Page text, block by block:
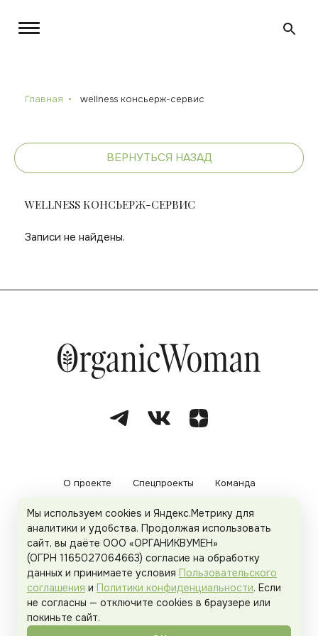
Главная wellness консьерж-сервис
ВЕРНУТЬСЯ НАЗАД
WELLNESS КОНСЬЕРЖ-СЕРВИС
Записи не найдены.
О проекте Спецпроекты Команда
Рекламодателям Политика конфиденциальности
Пользовательское соглашение
Organicwoman.ru . Все права защищены.
Мы используем cookies и Яндекс.Метрику для
аналитики и удобства. Продолжая использовать
сайт, вы даёте ООО «ОРГАНИКВУМЕН»
(ОГРН 1165027064663) согласие на обработку
данных и принимаете условия Пользовательского
соглашения и Политики конфиденциальности. Если
не согласны — отключите cookies в браузере или
покиньте сайт.